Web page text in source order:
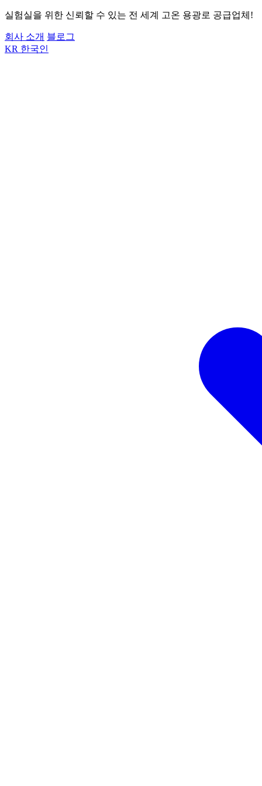
실험실을 위한 신뢰할 수 있는 전 세계 고온 용광로 공급업체!
회사 소개 블로그
KR 한국인